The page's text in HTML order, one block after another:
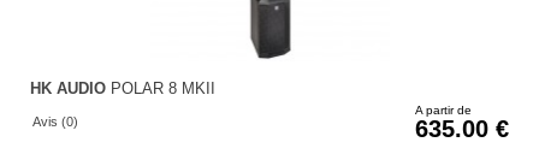
HK AUDIO POLAR 8 MKII
Avis (0)
A partir de
635.00